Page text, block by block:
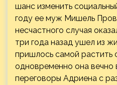
шанс изменить
году ее муж Мишель
несчастного случая
три года назад ушел из
пришлось самой растить
одновременно она вечно
переговоры Адриена с